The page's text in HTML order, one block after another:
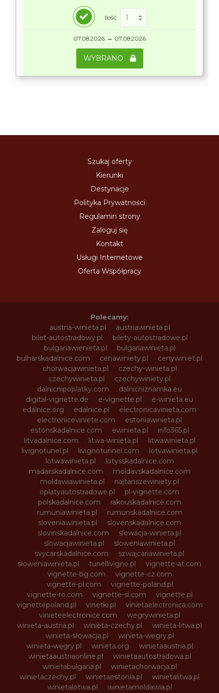
Ilość:
07.08.2026 → 07.08.2026
WYBRANO
Szukaj oferty
Kierunki
Destynacje
Polityka Prywatności
Regulamin strony
Zaloguj się
Kontakt
Usługi Internetowe
Oferta Współpracy
Polecamy:
austria-winieta.pl
austriawinieta.pl
bilet-autostradowy.pl
bilety-autostradowe.pl
bulgariawienieta.pl
bulgariawinieta.pl
bulharskadalnice.com
cenawiniety.pl
cenywiniet.pl
chorwacjawinieta.pl
czechy-winieta.pl
czechywinieta.pl
czechywiniety.pl
dalnicnipoplatky.com
dalnicniznamka.eu
digital-vignette.de
e-vignette.pl
e-winieta.eu
edalnice.org
edalnice.pl
electronicavinieta.com
electroniceviniete.com
estoniawinieta.pl
estonskadalnice.com
ewinieta.pl
info365.pl
litvadalnice.com
litwa-winieta.pl
litwawinieta.pl
livignotunel.pl
livignotunnel.com
lotvawinieta.pl
lotwawinieta.pl
lotysskadalnice.com
madarskadalnice.com
moldavskadalnice.com
moldawiawinieta.pl
najtanszewiniety.pl
oplatyautostradowe.pl
pl-vignette.com
polskadalnice.com
rakouskadalnice.com
rumuniawinieta.pl
rumunskadalnice.com
sloveniawinieta.pl
slovenskadalnice.com
slovinskadalnice.com
slowacja-winieta.pl
slowacjawinieta.pl
sloweniawinieta.pl
svycarskadalnice.com
szwajcariawinieta.pl
słoweniawinieta.pl
tunellivigno.pl
vignette-at.com
vignette-bg.com
vignette-cz.com
vignette-pl.com
vignette-poland.pl
vignette-ro.com
vignette-si.com
vignette.pl
vignettepoland.pl
vinetki.pl
vinietaelectronica.com
vinieteelectronice.com
wegrywinieta.pl
winieta-austria.pl
winieta-czechy.pl
winieta-litwa.pl
winieta-słowacja.pl
winieta-wegry.pl
winieta-węgry.pl
winieta.org
winietaaustria.pl
winietaaustriaonline.pl
winietaautostradowa.pl
winietabulgaria.pl
winietachorwacja.pl
winietaczechy.pl
winietaestonia.pl
winietalitwa.pl
winietalotwa.pl
winietamoldawia.pl